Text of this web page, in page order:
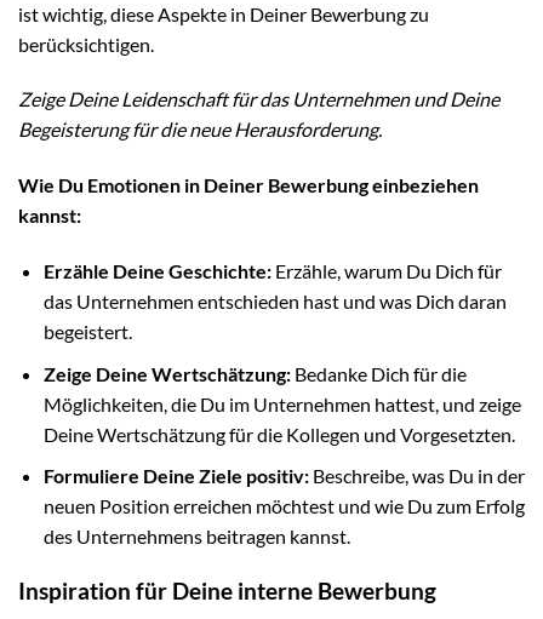
ist wichtig, diese Aspekte in Deiner Bewerbung zu
berücksichtigen.
Zeige Deine Leidenschaft für das Unternehmen und Deine
Begeisterung für die neue Herausforderung.
Wie Du Emotionen in Deiner Bewerbung einbeziehen
kannst:
Erzähle Deine Geschichte:Erzähle, warum Du Dich für
das Unternehmen entschieden hast und was Dich daran
begeistert.
Zeige Deine Wertschätzung:Bedanke Dich für die
Möglichkeiten, die Du im Unternehmen hattest, und zeige
Deine Wertschätzung für die Kollegen und Vorgesetzten.
Formuliere Deine Ziele positiv:Beschreibe, was Du in der
neuen Position erreichen möchtest und wie Du zum Erfolg
des Unternehmens beitragen kannst.
Inspiration für Deine interne Bewerbung